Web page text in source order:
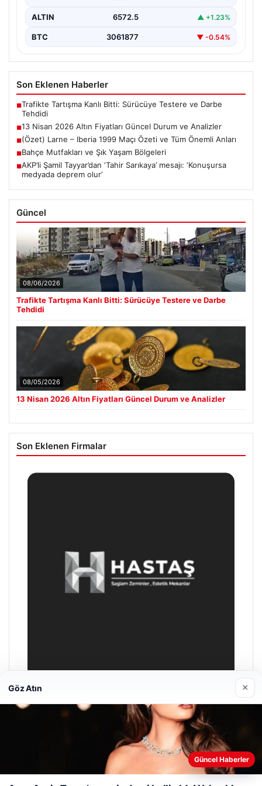
ALTIN 6572.5 ▲ +1.23%
BTC 3061877 ▼ -0.54%
Son Eklenen Haberler
■Trafikte Tartışma Kanlı Bitti: Sürücüye Testere ve Darbe
Tehdidi
■13 Nisan 2026 Altın Fiyatları Güncel Durum ve Analizler
■(Özet) Larne – Iberia 1999 Maçı Özeti ve Tüm Önemli Anları
■Bahçe Mutfakları ve Şık Yaşam Bölgeleri
■AKP’li Şamil Tayyar’dan ‘Tahir Sarıkaya’ mesajı: ‘Konuşursa
medyada deprem olur’
Güncel
08/06/2026
Trafikte Tartışma Kanlı Bitti: Sürücüye Testere ve Darbe
Tehdidi
08/05/2026
13 Nisan 2026 Altın Fiyatları Güncel Durum ve Analizler
Son Eklenen Firmalar
Prenses Night Club
Web sitemizi nasıl kullandığınızı daha iyi anlayabilmek,
deneyiminizi kişiselleştirmek ve geliştirmek amacıyla çerezler
kullanıyoruz. Çerez Politikamız
Göz Atın ×
Güncel Haberler